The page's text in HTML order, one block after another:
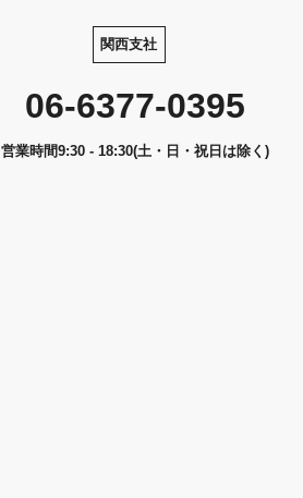
06-6377-0395
営業時間9:30 - 18:30(土・日・祝日は除く)